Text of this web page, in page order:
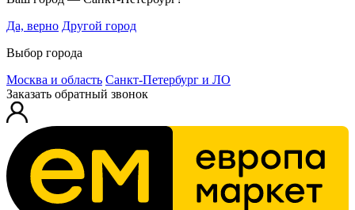
Да, верно Другой город
Выбор города
Москва и область Санкт-Петербург и ЛО
Заказать обратный звонок